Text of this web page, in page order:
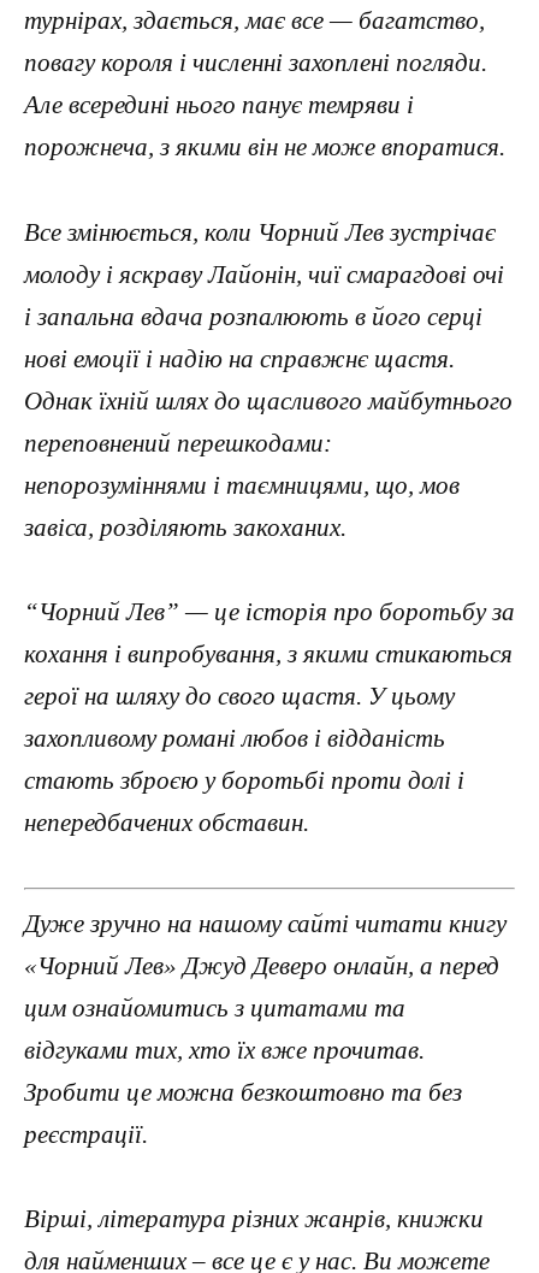
турнірах, здається, має все — багатство,
повагу короля і численні захоплені погляди.
Але всередині нього панує темряви і
порожнеча, з якими він не може впоратися.
Все змінюється, коли Чорний Лев зустрічає
молоду і яскраву Лайонін, чиї смарагдові очі
і запальна вдача розпалюють в його серці
нові емоції і надію на справжнє щастя.
Однак їхній шлях до щасливого майбутнього
переповнений перешкодами:
непорозуміннями і таємницями, що, мов
завіса, розділяють закоханих.
“Чорний Лев” — це історія про боротьбу за
кохання і випробування, з якими стикаються
герої на шляху до свого щастя. У цьому
захопливому романі любов і відданість
стають зброєю у боротьбі проти долі і
непередбачених обставин.
Дуже зручно на нашому сайті читати книгу
«Чорний Лев» Джуд Деверо онлайн, а перед
цим ознайомитись з цитатами та
відгуками тих, хто їх вже прочитав.
Зробити це можна безкоштовно та без
реєстрації.
Вірші, література різних жанрів, книжки
для найменших – все це є у нас. Ви можете